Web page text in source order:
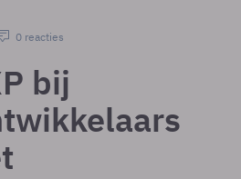
0 reacties
bij